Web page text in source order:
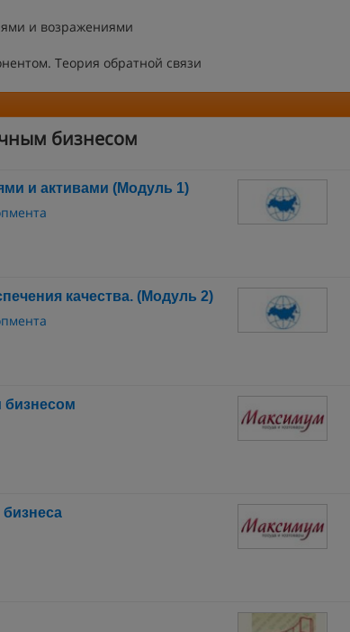
и возражениями
Теория обратной связи
бизнесом
и активами (Модуль 1)
качества. (Модуль 2)
бизнесом